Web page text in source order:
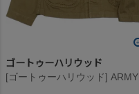
ゴートゥーハリウッド